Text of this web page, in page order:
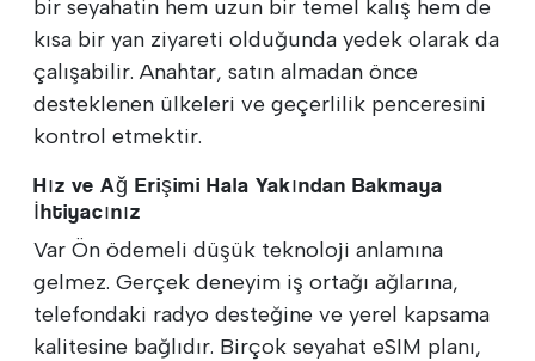
bir seyahatin hem uzun bir temel kalış hem de
kısa bir yan ziyareti olduğunda yedek olarak da
çalışabilir. Anahtar, satın almadan önce
desteklenen ülkeleri ve geçerlilik penceresini
kontrol etmektir.
Hız ve Ağ Erişimi Hala Yakından Bakmaya
İhtiyacınız
Var Ön ödemeli düşük teknoloji anlamına
gelmez. Gerçek deneyim iş ortağı ağlarına,
telefondaki radyo desteğine ve yerel kapsama
kalitesine bağlıdır. Birçok seyahat eSIM planı,